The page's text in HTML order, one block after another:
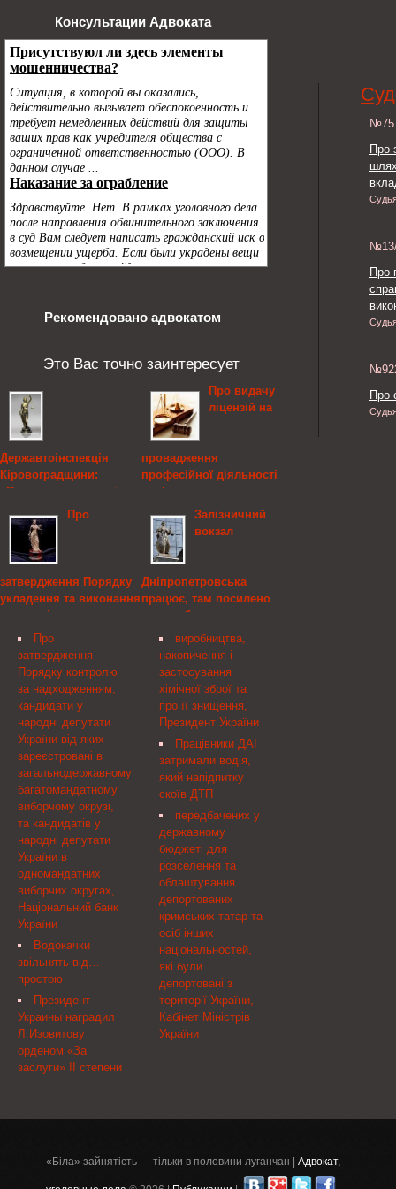
Консультации Адвоката
Рекомендовано адвокатом
Это Вас точно заинтересует
Державтоінспекція
Кіровоградщини:
«Правила руху єдині –
поважати їх повинні!»
Працівники ДАІ
провели урок знань з
правил дорожнього руху
на тему Правила руху
єдині поважати їх
навчальних закладів
міста Олександрії
запросили правоохоронців
взяти учать ...
Про
затвердження Порядку
укладення та виконання
договорів про
ціноутворення для
цілей оподаткування,
Кабінет Міністрів
України
Про затвердження
Порядку укладення та
виконання договорів про
ціноутворення для цілей
оподаткування
Відповідно до пункту
39.16 статті 39
Податкового кодексу
України( 2755-17 )
Кабінет Міністрів
України постановляє:
Про
затвердження
Порядку контролю
за надходженням,
кандидати у
народні депутати
України від яких
зареєстровані в
загальнодержавному
багатомандатному
виборчому окрузі,
та кандидатів у
народні депутати
України в
одномандатних
виборчих округах,
Національний банк
України
Водокачки
звільнять від…
простою
Президент
Украины наградил
Л.Изовитову
орденом «За
заслуги» II степени
Про видачу
ліцензій на
провадження
професійної діяльності
на фондовому ринку,
Національна комісія з
цінних паперів та
фондового ринку
Про видачу ліцензій на
провадження професійної
діяльності на фондовому
розгляду заяви та
документів, поданих
заявником до
Національної комісії з
цінних паперів та
фондового ринку на
видачу ліцензій на
провадження професійної
діяльності на фондовому
ринку — діяльності з
торгівлі цінними
паперами, відповідно до
Порядку та умов видачі
ліцензії на провадження
окремих видів
професійної діяльності
на фондовому ринку,
переоформлення ліцензії,
видачі дубліката та копії
ліцензії( z0890-06 ),
затверджених рішенням
Державної комісії з цінних
паперів та фондового
ринку від 26.05.2006 №
345 та зареєстрованих в
Національної комісії з
фондового ринку від
02.10.2012 № 1366,
Залізничний
вокзал
Дніпропетровська
працює, там посилено
заходи безпеки
Залізничний вокзал
Дніпропетровська
працює у звичному
режимі.
виробництва,
накопичення і
застосування
хімічної зброї та
про її знищення,
Президент України
Працівники ДАІ
затримали водія,
який напідпитку
скоїв ДТП
передбачених у
державному
бюджеті для
розселення та
облаштування
депортованих
кримських татар та
осіб інших
національностей,
які були
депортовані з
території України,
Кабінет Міністрів
України
Про
Про
Про
«Біла» зайнятість — тільки в половини луганчан | Адвокат,